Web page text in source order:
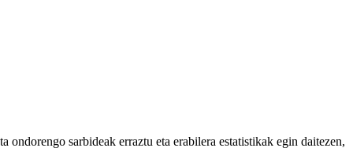
sarbideak erraztu eta erabilera estatistikak egin daitezen,